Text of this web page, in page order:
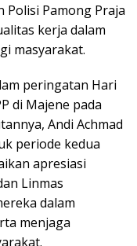
Polisi Pamong Praja
kerja dalam
masyarakat.
peringatan Hari
di Majene pada
Andi Achmad
periode kedua
apresiasi
Linmas
dalam
menjaga